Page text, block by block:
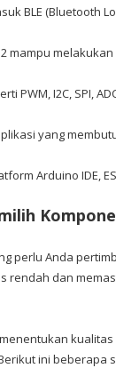
BLE (Bluetooth
mampu
I2C, SPI,
yang
Arduino IDE,
perlu Anda
dan
ini beberapa